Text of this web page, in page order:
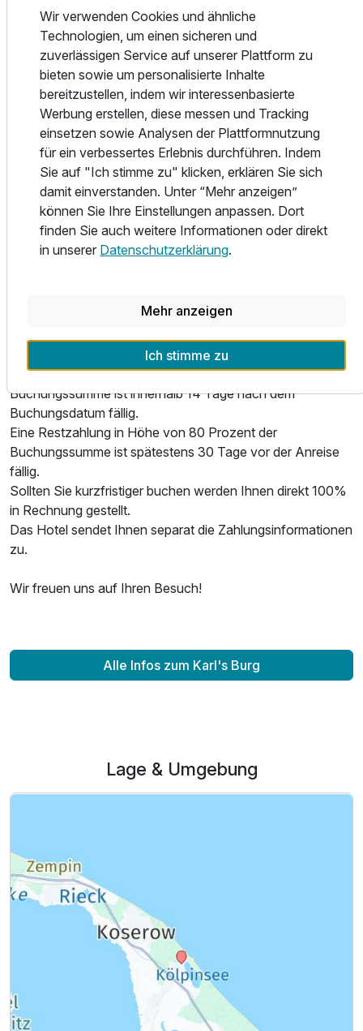
Ausstattung
Für 4 Tage p.P. ab
Doppelzimmer B
2 Erwachsene
Ausstattung
Doppelzimmer C
2 Erwachsene
2 Erwachsene
Ausstattung
Radtouren durch die malerische Landschaft an der
Ostseeküste begeben.
Ebenso besteht die Möglichkeit, bei schönem Wetter auf
der Sonnenterrasse des Restaurants zu entspannen.
Hunde nur auf Anfrage erlaubt. (geg. Gebühr)
Ihr Fahrzeug können Sie auf dem Parkplatz am Hotel Karl
Burg gegen eine Gebühr von 6,00 Euro pro Nacht
abstellen.
Den Bahnhof Kölpinsee erreichen Sie wiederum nach 600
Eine Anzahlung in Höhe von 20 Prozent der
Buchungssumme ist innerhalb 14 Tage nach dem
Buchungsdatum fällig.
Eine Restzahlung in Höhe von 80 Prozent der
Buchungssumme ist spätestens 30 Tage vor der Anreise
fällig.
Sollten Sie kurzfristiger buchen werden Ihnen direkt 100%
in Rechnung gestellt.
Das Hotel sendet Ihnen separat die Zahlungsinformationen
zu.
Wir freuen uns auf Ihren Besuch!
Alle Infos zum Karl's Burg
Lage & Umgebung
Wir verwenden Cookies und ähnliche
Technologien, um einen sicheren und
zuverlässigen Service auf unserer Plattform zu
bieten sowie um personalisierte Inhalte
bereitzustellen, indem wir interessenbasierte
Werbung erstellen, diese messen und Tracking
einsetzen sowie Analysen der Plattformnutzung
für ein verbessertes Erlebnis durchführen. Indem
Sie auf "Ich stimme zu" klicken, erklären Sie sich
damit einverstanden. Unter “Mehr anzeigen”
können Sie Ihre Einstellungen anpassen. Dort
finden Sie auch weitere Informationen oder direkt
in unserer Datenschutzerklärung.
Mehr anzeigen
Ich stimme zu